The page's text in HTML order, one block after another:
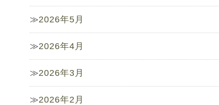
2026年5月
2026年4月
2026年3月
2026年2月